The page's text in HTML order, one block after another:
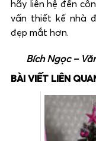
hãy liên hệ đến
vấn thiết kế nhà
đẹp mắt hơn.
Bích Ngọc –
BÀI VIẾT LIÊN